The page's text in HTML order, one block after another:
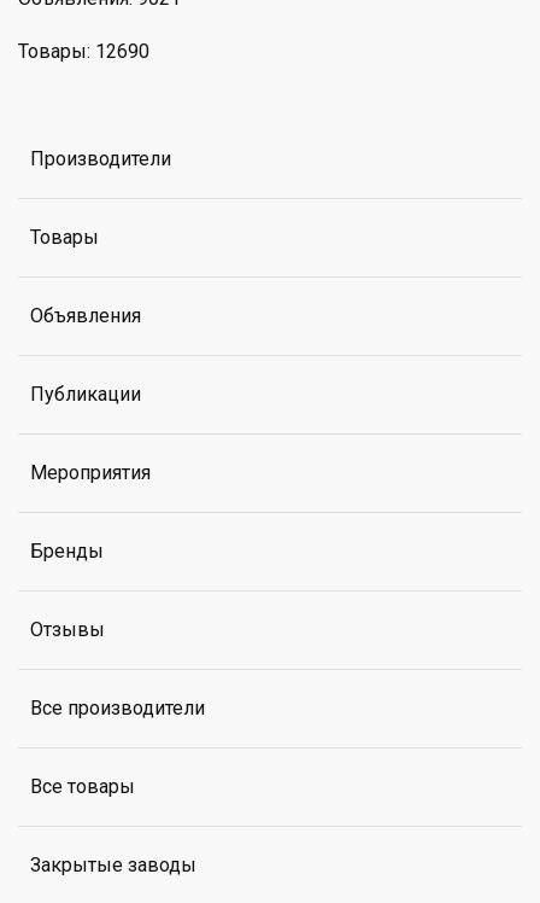
Товары: 12690
Производители
Товары
Объявления
Публикации
Мероприятия
Бренды
Отзывы
Все производители
Все товары
Закрытые заводы